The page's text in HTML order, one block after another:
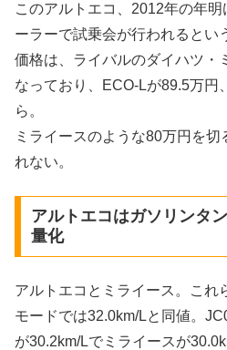
このアルトエコ、2012年の年
ーラーで試乗会が行われるとい
価格は、ライバルのダイハツ・
なっており、ECO-Lが89.5万円
ら。
ミライースのような80万円を切
れない。
アルトエコはガソリンタ
量化
アルトエコとミライース。これ
モードでは32.0km/Lと同値。
が30.2km/Lでミライースが